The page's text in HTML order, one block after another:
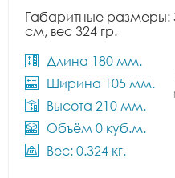
Габаритные размеры:
см, вес 324 гр.
Длина 180 мм.
Ширина 105 мм.
Высота 210 мм.
Объём 0 куб.м.
Вес: 0.324 кг.